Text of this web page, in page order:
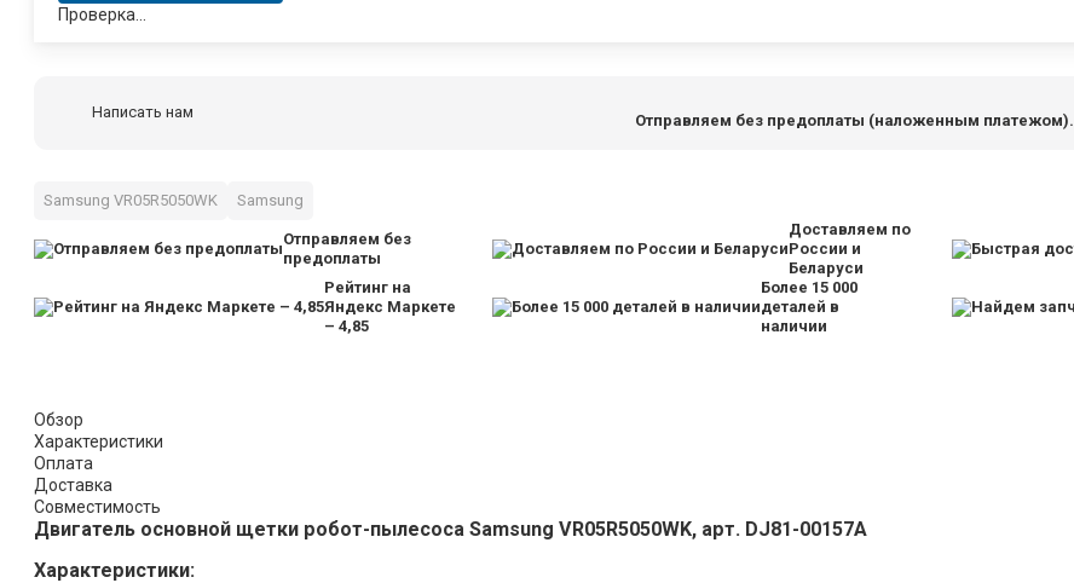
Проверка...
Написать нам Отправляем без предоплаты (наложенным платежом).
Samsung VR05R5050WK Samsung
Отправляем без
предоплаты
Доставляем по
России и
Беларуси
Рейтинг на
Яндекс Маркете
– 4,85
Более 15 000
деталей в
наличии
Обзор
Характеристики
Оплата
Доставка
Совместимость
Двигатель основной щетки робот-пылесоса Samsung VR05R5050WK, арт. DJ81-00157A
Характеристики: